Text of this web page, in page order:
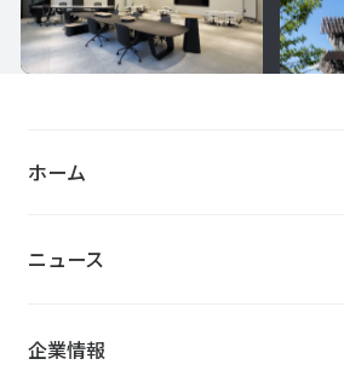
ホーム
ニュース
企業情報